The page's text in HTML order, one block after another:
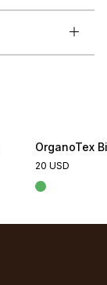
OrganoTex
20 USD